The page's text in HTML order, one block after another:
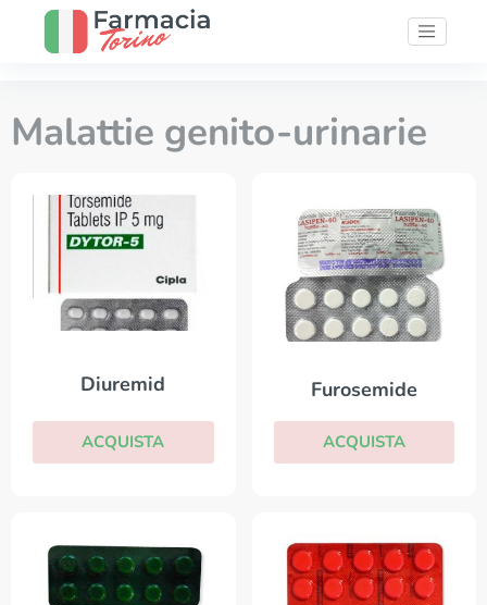
Malattie genito-urinarie
Diuremid
ACQUISTA
Furosemide
ACQUISTA